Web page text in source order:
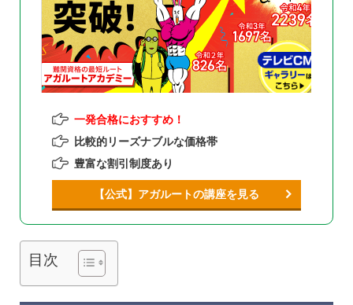
一発合格におすすめ！
比較的リーズナブルな価格帯
豊富な割引制度あり
【公式】アガルートの講座を見る
目次